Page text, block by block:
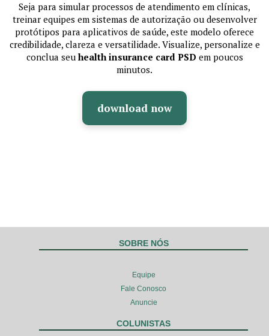
Seja para simular processos de atendimento em clínicas,
treinar equipes em sistemas de autorização ou desenvolver
protótipos para aplicativos de saúde, este modelo oferece
credibilidade, clareza e versatilidade. Visualize, personalize e
conclua seu health insurance card PSD em poucos
minutos.
download now
SOBRE NÓS
Equipe
Fale Conosco
Anuncie
COLUNISTAS